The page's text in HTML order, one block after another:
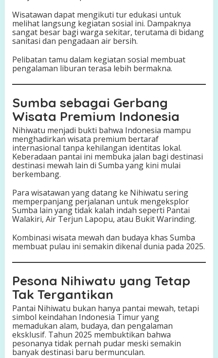
Wisatawan dapat mengikuti tur edukasi untuk
melihat langsung kegiatan sosial ini. Dampaknya
sangat besar bagi warga sekitar, terutama di bidang
sanitasi dan pengadaan air bersih.
Pelibatan tamu dalam kegiatan sosial membuat
pengalaman liburan terasa lebih bermakna.
Sumba sebagai Gerbang
Wisata Premium Indonesia
Nihiwatu menjadi bukti bahwa Indonesia mampu
menghadirkan wisata premium bertaraf
internasional tanpa kehilangan identitas lokal.
Keberadaan pantai ini membuka jalan bagi destinasi
destinasi mewah lain di Sumba yang kini mulai
berkembang.
Para wisatawan yang datang ke Nihiwatu sering
memperpanjang perjalanan untuk mengeksplor
Sumba lain yang tidak kalah indah seperti Pantai
Walakiri, Air Terjun Lapopu, atau Bukit Warinding.
Kombinasi wisata mewah dan budaya khas Sumba
membuat pulau ini semakin dikenal dunia pada 2025.
Pesona Nihiwatu yang Tetap
Tak Tergantikan
Pantai Nihiwatu bukan hanya pantai mewah, tetapi
simbol keindahan Indonesia Timur yang
memadukan alam, budaya, dan pengalaman
eksklusif. Tahun 2025 membuktikan bahwa
pesonanya tidak pernah pudar meski semakin
banyak destinasi baru bermunculan.